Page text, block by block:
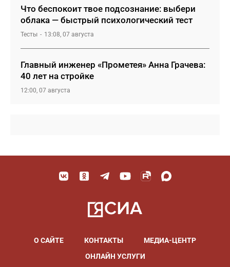
Что беспокоит твое подсознание: выбери
облака — быстрый психологический тест
Тесты 13:08, 07 августа
Главный инженер «Прометея» Анна Грачева:
40 лет на стройке
12:00, 07 августа
О САЙТЕ КОНТАКТЫ
МЕДИА-ЦЕНТР
ОНЛАЙН УСЛУГИ